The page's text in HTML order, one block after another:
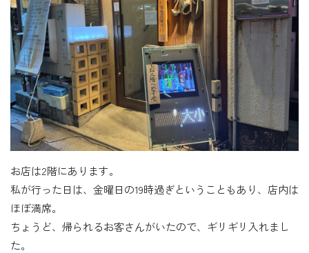
お店は2階にあります。
私が行った日は、金曜日の19時過ぎということもあり、店内は
ほぼ満席。
ちょうど、帰られるお客さんがいたので、ギリギリ入れまし
た。